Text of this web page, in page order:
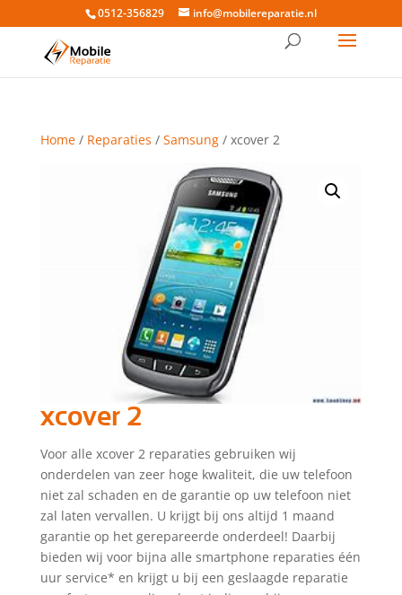
0512-356829 info@mobilereparatie.nl
Home/ Reparaties / Samsung/ xcover 2
xcover 2
Voor alle xcover 2 reparaties gebruiken wij
onderdelen van zeer hoge kwaliteit, die uw telefoon
niet zal schaden en de garantie op uw telefoon niet
zal laten vervallen. U krijgt bij ons altijd 1 maand
garantie op het gerepareerde onderdeel! Daarbij
bieden wij voor bijna alle smartphone reparaties één
uur service* en krijgt u bij een geslaagde reparatie